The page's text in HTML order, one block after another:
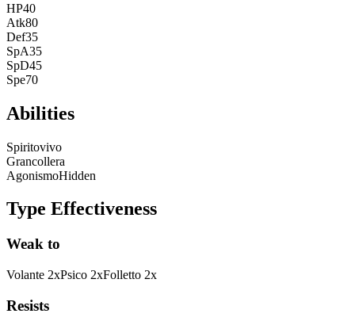
HP40
Atk80
Def35
SpA35
SpD45
Spe70
Abilities
Spiritovivo
Grancollera
AgonismoHidden
Type Effectiveness
Weak to
Volante 2xPsico 2xFolletto 2x
Resists